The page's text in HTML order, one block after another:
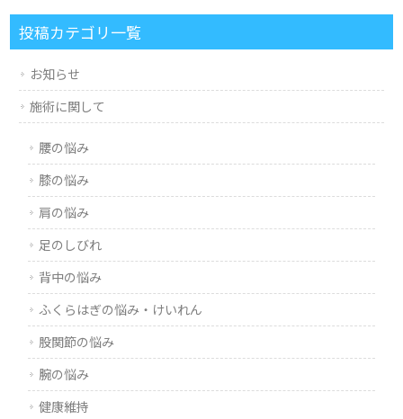
投稿カテゴリ一覧
お知らせ
施術に関して
腰の悩み
膝の悩み
肩の悩み
足のしびれ
背中の悩み
ふくらはぎの悩み・けいれん
股関節の悩み
腕の悩み
健康維持